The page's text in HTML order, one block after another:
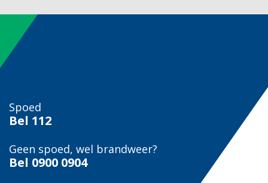
Spoed
Bel 112
Geen spoed, wel brandweer?
Bel 0900 0904